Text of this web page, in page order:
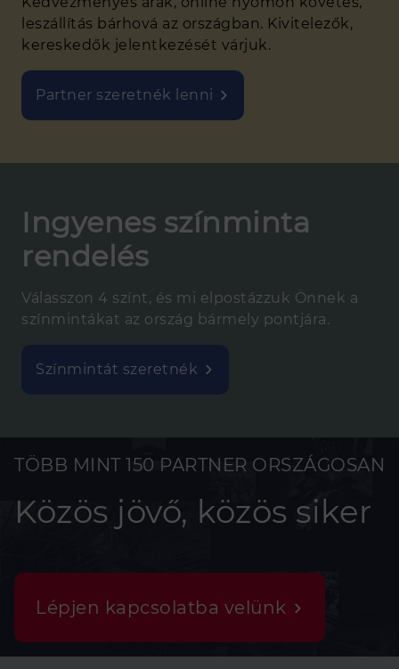
leszállítás bárhová az országban. Kivitelezők,
kereskedők jelentkezését várjuk.
Partner szeretnék lenni
Ingyenes színminta
rendelés
Válasszon 4 színt, és mi elpostázzuk Önnek a
színmintákat az ország bármely pontjára.
Színmintát szeretnék
TÖBB MINT 150 PARTNER ORSZÁGOSAN
Közös jövő, közös siker
Lépjen kapcsolatba velünk